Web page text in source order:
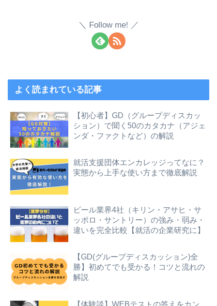
Follow me!
よく読まれている記事
【初心者】GD（グループディスカッ
ション）で聞く50のカタカナ（アジェ
ンダ・ファクトなど）の解説
就活支援団体エンカレッジってなに？
実態から上手な使い方まで徹底解説
ビール業界4社（キリン・アサヒ・サ
ッポロ・サントリー）の強み・弱み・
違いを完全比較【就活の企業研究に】
【GD(グループディスカッション)全
勝】初めてでも受かる！コツと流れの
解説
【体験談】WEBテストの答えをカン